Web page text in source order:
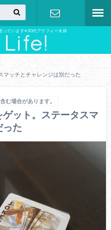
ています✈︎30代アラフォー夫婦
お問い合わ
マッチとチャレンジは別だった
む場合があります。
ット。ステータスマ
った